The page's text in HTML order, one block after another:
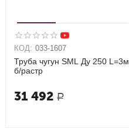
КОД: 033-1607
Труба чугун SML Ду 250 L=3м
б/растр
31 492 Р